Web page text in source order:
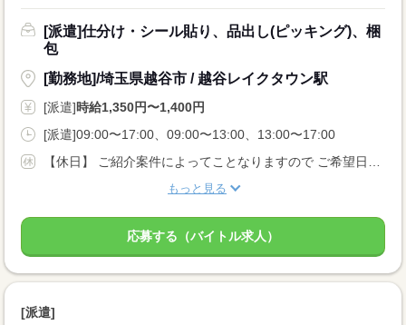
[派遣]仕分け・シール貼り、品出し(ピッキング)、梱
包
[勤務地]/埼玉県越谷市 / 越谷レイクタウン駅
[派遣]時給1,350円〜1,400円
[派遣]09:00〜17:00、09:00〜13:00、13:00〜17:00
【休日】 ご紹介案件によってことなりますので ご希望日を登録時にご相談ください！ 土曜、日曜、祝祭日のみ お仕事可能な方大歓迎です☆ 週末＆祝祭日限定のお仕事案件も ございますので諦めないで下さい！
もっと見る
応募する（バイトル求人）
[派遣]